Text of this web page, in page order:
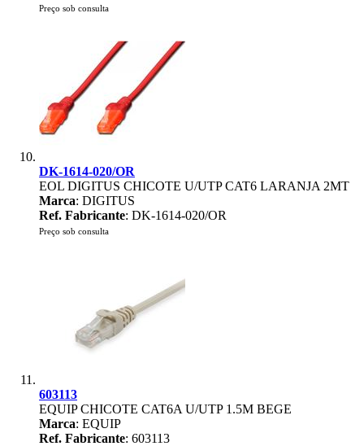
Preço sob consulta
DK-1614-020/OR
EOL DIGITUS CHICOTE U/UTP CAT6 LARANJA 2MT
Marca: DIGITUS
Ref. Fabricante: DK-1614-020/OR
Preço sob consulta
603113
EQUIP CHICOTE CAT6A U/UTP 1.5M BEGE
Marca: EQUIP
Ref. Fabricante: 603113